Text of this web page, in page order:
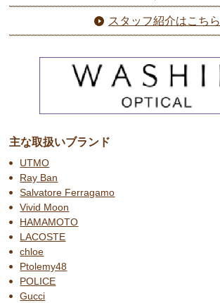
スタッフ紹介はこちら
主な取扱いブランド
UTMO
Ray Ban
Salvatore Ferragamo
Vivid Moon
HAMAMOTO
LACOSTE
chloe
Ptolemy48
POLICE
Gucci